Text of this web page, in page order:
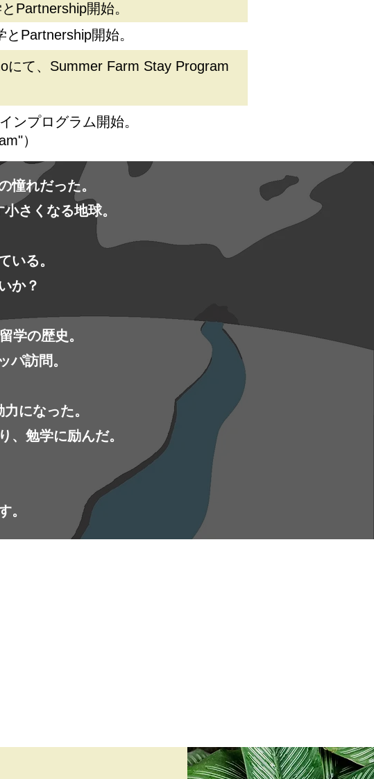
Partnership開始。
Partnership開始。
にて、Summer Farm Stay Program
ンプログラム開始。
）
憧れだった。
さくなる地球。
いる。
か？
学の歴史。
パ訪問。
になった。
、勉学に励んだ。
。